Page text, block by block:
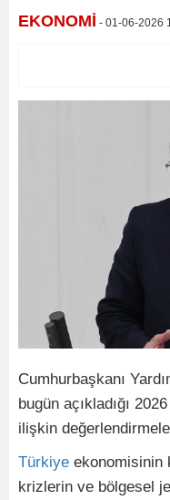
EKONOMİ - 01-06-2026
Cumhurbaşkanı
bugün açıkladığı
ilişkin
Türkiye ekonomisinin
krizlerin ve bölgesel